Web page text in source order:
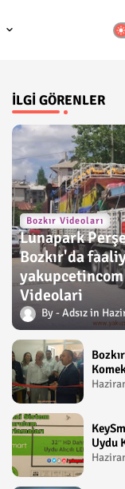
İLGI GÖRENLER
Bozkır Videoları
Lunapark
Bozkır'da
Videolari
Adsız
Uydu
Video